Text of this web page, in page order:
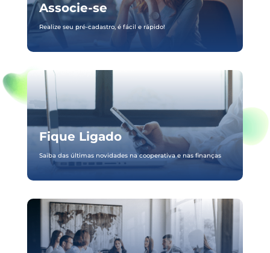
Associe-se
Realize seu pré-cadastro, é fácil e rápido!
Fique Ligado
Saiba das últimas novidades na cooperativa e nas finanças